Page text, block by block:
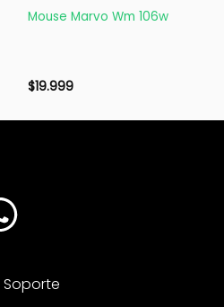
Mouse Marvo Wm 106w
$19.999
Soporte